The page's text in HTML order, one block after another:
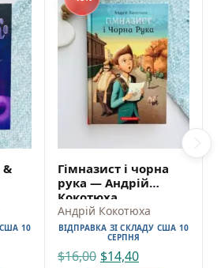
&
10
Гімназист і чорна
рука — Андрій
Кокотюха
Андрій Кокотюха
ВІДПРАВКА ЗІ СКЛАДУ США 10
СЕРПНЯ
$16,00 $14,40